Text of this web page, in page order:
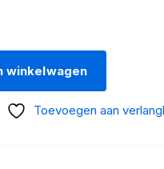
winkelwagen
Toevoegen aan